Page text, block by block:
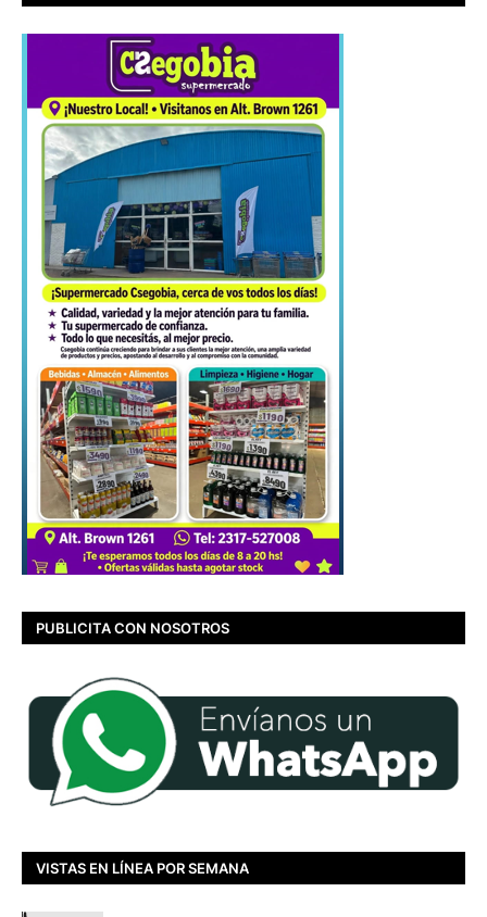
PUBLICITA CON NOSOTROS
VISTAS EN LÍNEA POR SEMANA